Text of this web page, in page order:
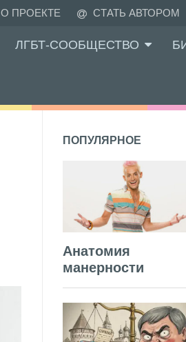
О ПРОЕКТЕ СТАТЬ АВТОРОМ
ЛГБТ-СООБЩЕСТВО
ПОПУЛЯРНОЕ
Анатомия
манерности